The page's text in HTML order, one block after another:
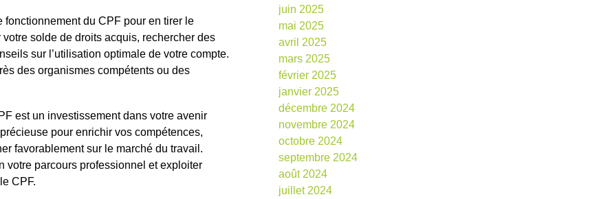
fonctionnement du CPF pour en tirer le
solde de droits acquis, rechercher des
sur l’utilisation optimale de votre compte.
des organismes compétents ou des
est un investissement dans votre avenir
pour enrichir vos compétences,
favorablement sur le marché du travail.
votre parcours professionnel et exploiter
CPF.
juin 2025
mai 2025
avril 2025
mars 2025
février 2025
janvier 2025
décembre 2024
novembre 2024
octobre 2024
septembre 2024
août 2024
juillet 2024